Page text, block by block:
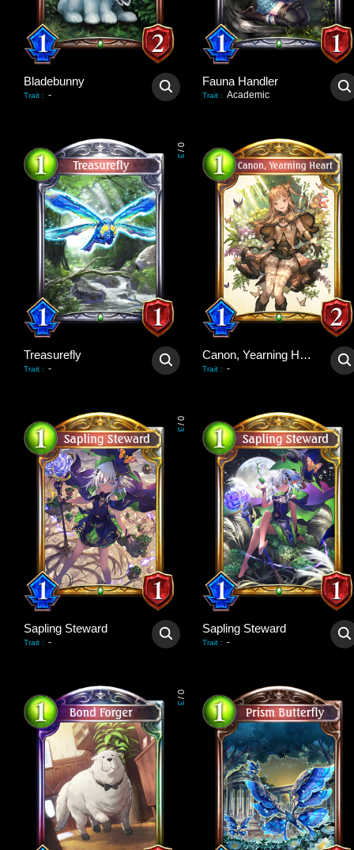
Bladebunny
Trait : -
Fauna Handler
Trait : Academic
0
/
3
Treasurefly
Trait : -
Canon, Yearning Heart
Trait : -
0
/
3
Sapling Steward
Trait : -
Sapling Steward
Trait : -
0
/
3